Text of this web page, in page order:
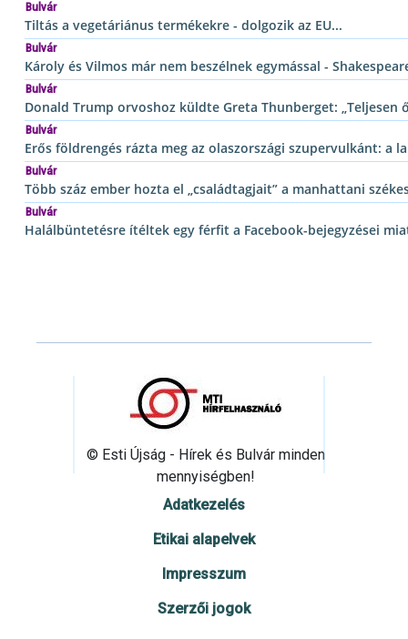
Bulvár
Tiltás a vegetáriánus termékekre - dolgozik az EU...
Bulvár
Károly és Vilmos már nem beszélnek egymással -
Bulvár
Donald Trump orvoshoz küldte Greta Thunberget:
Bulvár
Erős földrengés rázta meg az olaszországi szupervulkánt: a
Bulvár
Több száz ember hozta el „családtagjait” a manhattani
Bulvár
Halálbüntetésre ítéltek egy férfit a Facebook-bejegyzései
© Esti Újság - Hírek és Bulvár minden
mennyiségben!
Adatkezelés
Etikai alapelvek
Impresszum
Szerzői jogok